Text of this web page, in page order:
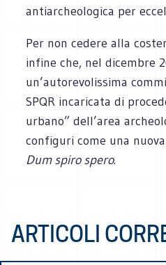
antiarcheologica per
Per non cedere alla
infine che, nel dicembre
un’autorevolissima
SPQR incaricata di
urbano” dell’area
configuri come una
Dum spiro spero.
ARTICOLI